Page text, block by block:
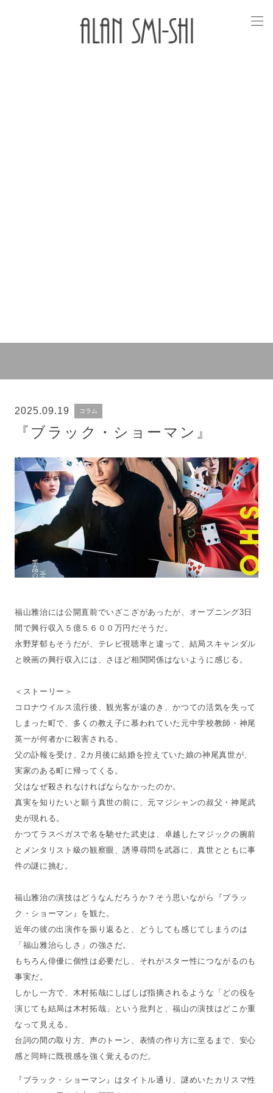
2025.09.19 コラム
『ブラック・ショーマン』
福山雅治には公開直前でいざこざがあったが、オープニング3日
間で興行収入５億５６００万円だそうだ。
永野芽郁もそうだが、テレビ視聴率と違って、結局スキャンダル
と映画の興行収入には、さほど相関関係はないように感じる。
＜ストーリー＞
コロナウイルス流行後、観光客が遠のき、かつての活気を失って
しまった町で、多くの教え子に慕われていた元中学校教師・神尾
英一が何者かに殺害される。
父の訃報を受け、2カ月後に結婚を控えていた娘の神尾真世が、
実家のある町に帰ってくる。
父はなぜ殺されなければならなかったのか。
真実を知りたいと願う真世の前に、元マジシャンの叔父・神尾武
史が現れる。
かつてラスベガスで名を馳せた武史は、卓越したマジックの腕前
とメンタリスト級の観察眼、誘導尋問を武器に、真世とともに事
件の謎に挑む。
福山雅治の演技はどうなんだろうか？そう思いながら『ブラッ
ク・ショーマン』を観た。
近年の彼の出演作を振り返ると、どうしても感じてしまうのは
「福山雅治らしさ」の強さだ。
もちろん俳優に個性は必要だし、それがスター性につながるのも
事実だ。
しかし一方で、木村拓哉にしばしば指摘されるような「どの役を
演じても結局は木村拓哉」という批判と、福山の演技はどこか重
なって見える。
台詞の間の取り方、声のトーン、表情の作り方に至るまで、安心
感と同時に既視感を強く覚えるのだ。
『ブラック・ショーマン』はタイトル通り、謎めいたカリスマ性